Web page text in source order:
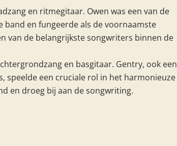
en ritmegitaar. Owen was een van de
band en fungeerde als de voornaamste
van de belangrijkste songwriters binnen de
en basgitaar. Gentry, ook een
speelde een cruciale rol in het harmonieuze
en droeg bij aan de songwriting.